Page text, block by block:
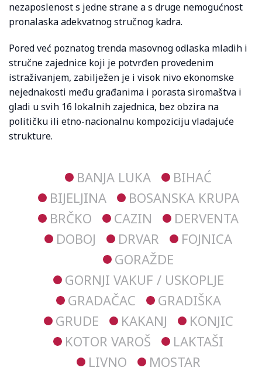
nezaposlenost s jedne strane a s druge nemogućnost
pronalaska adekvatnog stručnog kadra.
Pored već poznatog trenda masovnog odlaska mladih i
stručne zajednice koji je potvrđen provedenim
istraživanjem, zabilježen je i visok nivo ekonomske
nejednakosti među građanima i porasta siromaštva i
gladi u svih 16 lokalnih zajednica, bez obzira na
političku ili etno-nacionalnu kompoziciju vladajuće
strukture.
BANJA LUKA
BIHAĆ
BIJELJINA
BOSANSKA KRUPA
BRČKO
CAZIN
DERVENTA
DOBOJ
DRVAR
FOJNICA
GORAŽDE
GORNJI VAKUF / USKOPLJE
GRADAČAC
GRADIŠKA
GRUDE
KAKANJ
KONJIC
KOTOR VAROŠ
LAKTAŠI
LIVNO
MOSTAR